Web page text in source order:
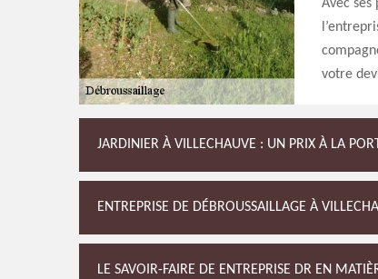
Avec ses
votre
JARDINIER À VILLECHAUVE : UN PRIX À LA
ENTREPRISE DE DÉBROUSSAILLAGE À
LE SAVOIR-FAIRE DE ENTREPRISE DR EN